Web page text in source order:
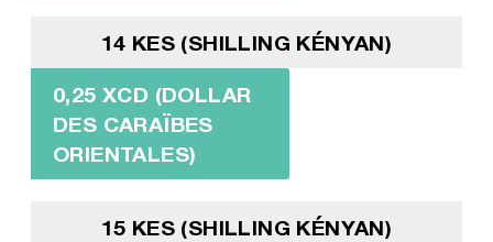
14 KES (SHILLING KÉNYAN)
0,25 XCD (DOLLAR
DES CARAÏBES
ORIENTALES)
15 KES (SHILLING KÉNYAN)